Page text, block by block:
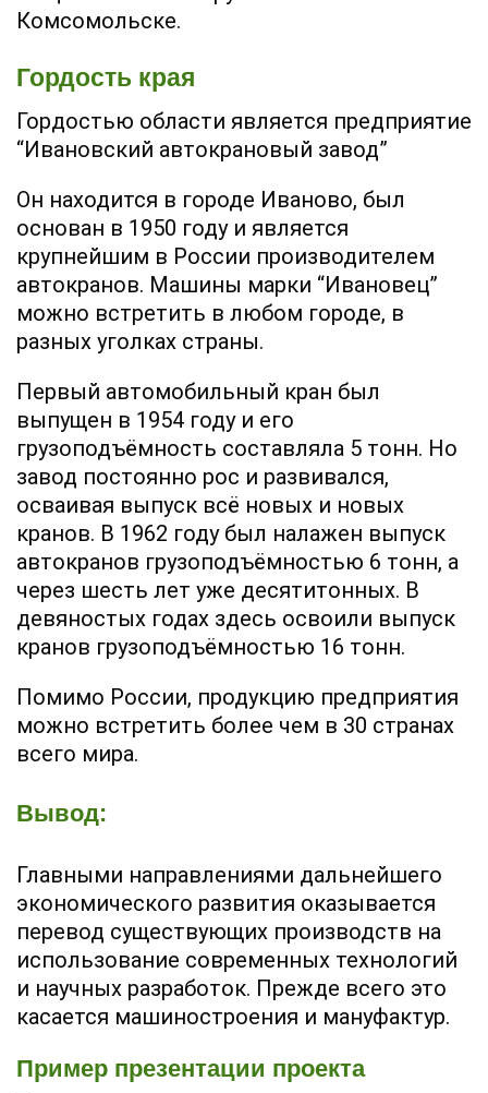
Комсомольске.
Гордость края
Гордостью области является предприятие
“Ивановский автокрановый завод”
Он находится в городе Иваново, был
основан в 1950 году и является
крупнейшим в России производителем
автокранов. Машины марки “Ивановец”
можно встретить в любом городе, в
разных уголках страны.
Первый автомобильный кран был
выпущен в 1954 году и его
грузоподъёмность составляла 5 тонн. Но
завод постоянно рос и развивался,
осваивая выпуск всё новых и новых
кранов. В 1962 году был налажен выпуск
автокранов грузоподъёмностью 6 тонн, а
через шесть лет уже десятитонных. В
девяностых годах здесь освоили выпуск
кранов грузоподъёмностью 16 тонн.
Помимо России, продукцию предприятия
можно встретить более чем в 30 странах
всего мира.
Вывод:
Главными направлениями дальнейшего
экономического развития оказывается
перевод существующих производств на
использование современных технологий
и научных разработок. Прежде всего это
касается машиностроения и мануфактур.
Пример презентации проекта